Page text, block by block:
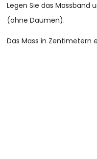
Legen Sie das Massband
(ohne Daumen).
Das Mass in Zentimetern